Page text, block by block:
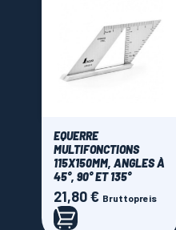
EQUERRE
MULTIFONCTIONS
115X150MM, ANGLES À
45°, 90° ET 135°
Preis
21,80 € Bruttopreis